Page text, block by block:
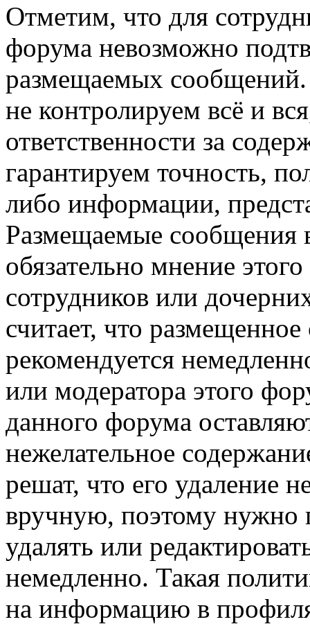
Отметим, что для
форума невозможно
размещаемых
не контролируем всё и
ответственности за
гарантируем точность,
либо информации,
Размещаемые сообщения
обязательно мнение
сотрудников или
считает, что
рекомендуется
или модератора этого
данного форума
нежелательное
решат, что его удаление
вручную, поэтому нужно
удалять или
немедленно. Такая
на информацию в